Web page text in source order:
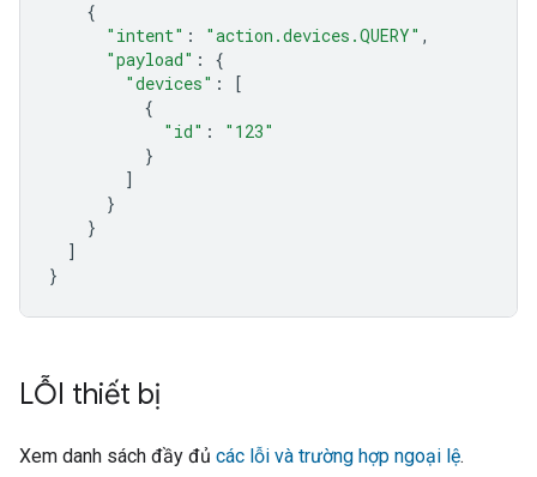
{
"intent" : "action.devices.QUERY" ,
"payload" :
{
"devices" :
[
{
"id" :
"123"
}
]
}
}
]
}
LỖI thiết bị
Xem danh sách đầy đủ các lỗi và trường hợp ngoại lệ.